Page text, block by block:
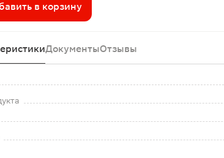
в корзину
ДокументыОтзывы